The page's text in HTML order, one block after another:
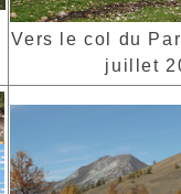
Vers le col du
juillet